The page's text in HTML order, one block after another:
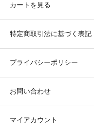
カートを見る
特定商取引法に基づく表記
プライバシーポリシー
お問い合わせ
マイアカウント